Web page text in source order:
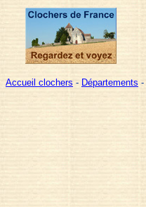
Accueil clochers - Départements -